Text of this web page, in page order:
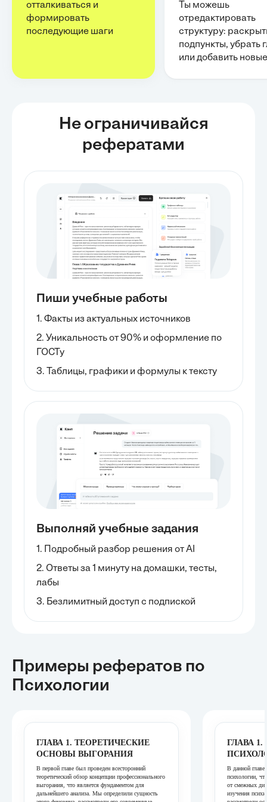
отталкиваться и
формировать
последующие шаги
Ты можешь
отредактировать
структуру:
подпункты, убрать
или добавить новые
Не ограничивайся
рефератами
Пиши учебные работы
1. Факты из актуальных источников
2. Уникальность от 90% и оформление по
ГОСТу
3. Таблицы, графики и формулы к тексту
Выполняй учебные задания
1. Подробный разбор решения от AI
2. Ответы за 1 минуту на домашки, тесты,
лабы
3. Безлимитный доступ с подпиской
Примеры рефератов по
Психологии
ГЛАВА 1. ТЕОРЕТИЧЕСКИЕ
ОСНОВЫ ВЫГОРАНИЯ
В первой главе был проведен всесторонний
теоретический обзор концепции профессионального
выгорания, что является фундаментом для
дальнейшего анализа. Мы определили сущность
ГЛАВА
В данной главе
психологии,
от смежных
изучения